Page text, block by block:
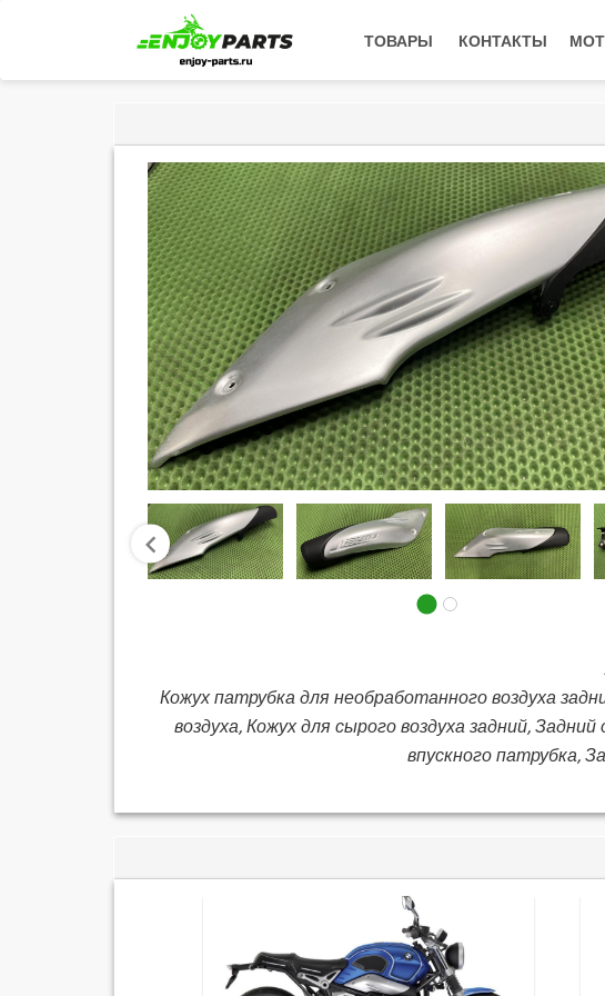
ТОВАРЫ КОНТАКТЫ
prev
Кожух патрубка для необработанного воздуха
воздуха, Кожух для сырого воздуха задний,
впускного патрубка,